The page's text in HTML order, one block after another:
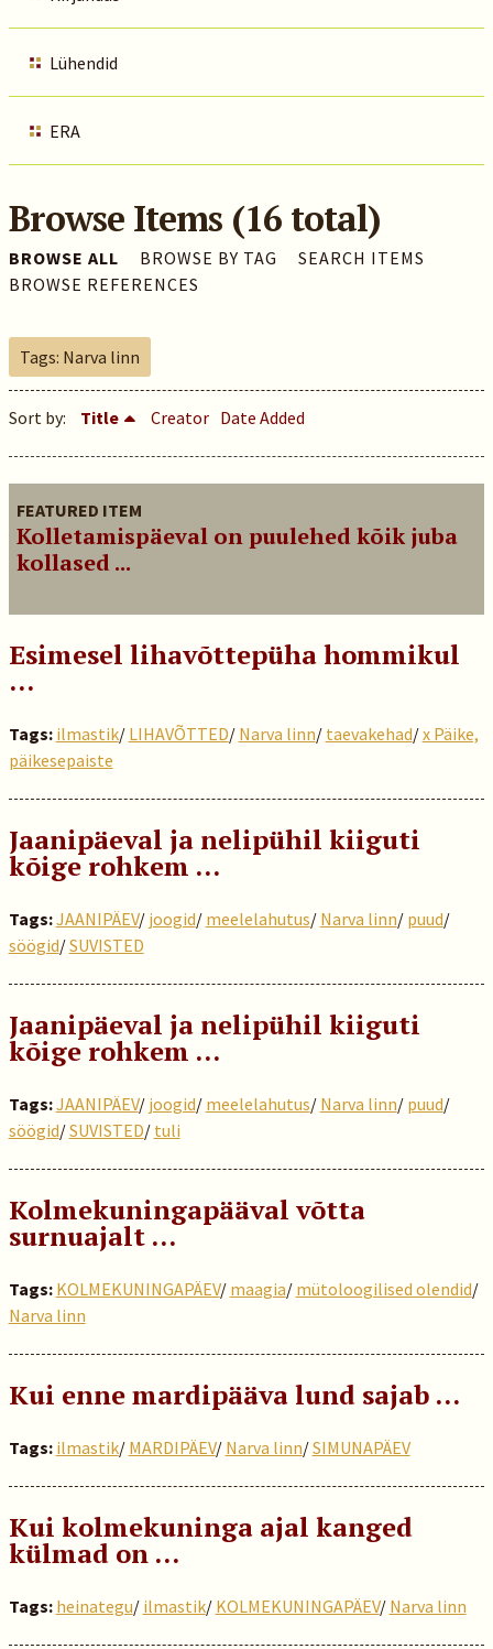
Lühendid
ERA
Browse Items (16 total)
BROWSE ALL BROWSE BY TAG
SEARCH ITEMS
BROWSE REFERENCES
Tags: Narva linn
Sort by: Title Creator Date Added
FEATURED ITEM
Kolletamispäeval on puulehed kõik juba
kollased ...
Esimesel lihavõttepüha hommikul
…
Tags: ilmastik/ LIHAVÕTTED/ Narva linn/ taevakehad/x Päike,
päikesepaiste
Jaanipäeval ja nelipühil kiiguti
kõige rohkem …
Tags:JAANIPÄEV/ joogid/ meelelahutus/ Narva linn/ puud/
söögid/SUVISTED
Jaanipäeval ja nelipühil kiiguti
kõige rohkem …
Tags:JAANIPÄEV/ joogid/ meelelahutus/ Narva linn/ puud/
söögid/SUVISTED/ tuli
Kolmekuningapääval võtta
surnuajalt …
Tags: KOLMEKUNINGAPÄEV/ maagia/ mütoloogilised olendid/
Narva linn
Kui enne mardipääva lund sajab …
Tags: ilmastik/ MARDIPÄEV/ Narva linn/SIMUNAPÄEV
Kui kolmekuninga ajal kanged
külmad on …
Tags: heinategu/ ilmastik/ KOLMEKUNINGAPÄEV/ Narva linn